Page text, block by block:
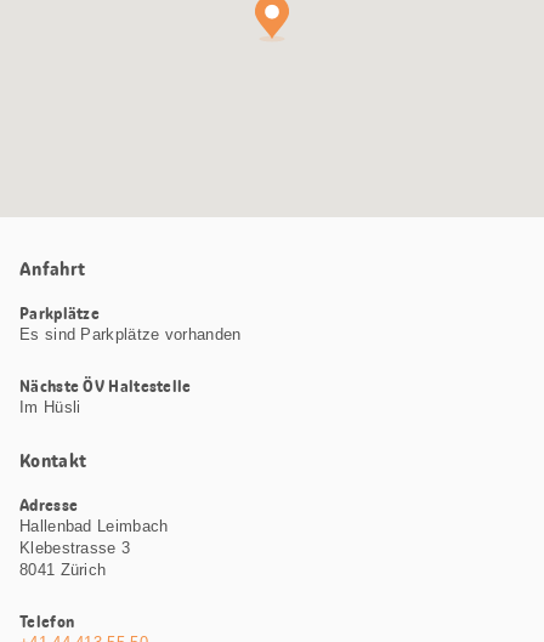
Anfahrt
Parkplätze
Es sind Parkplätze vorhanden
Nächste ÖV Haltestelle
Im Hüsli
Kontakt
Adresse
Hallenbad Leimbach
Klebestrasse 3
8041 Zürich
Telefon